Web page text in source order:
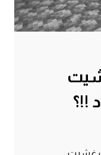
#10 غشيت
!!؟